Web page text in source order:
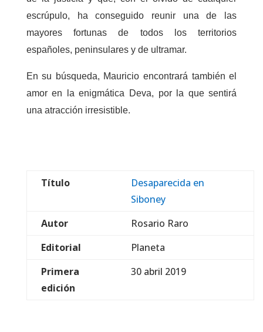
escrúpulo, ha conseguido reunir una de las
mayores fortunas de todos los territorios
españoles, peninsulares y de ultramar.
En su búsqueda, Mauricio encontrará también el
amor en la enigmática Deva, por la que sentirá
una atracción irresistible.
Título
Desaparecida en
Siboney
Autor
Rosario Raro
Editorial
Planeta
Primera
edición
30 abril 2019